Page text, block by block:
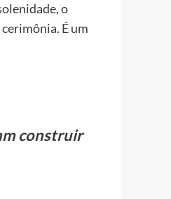
o
É um
construir